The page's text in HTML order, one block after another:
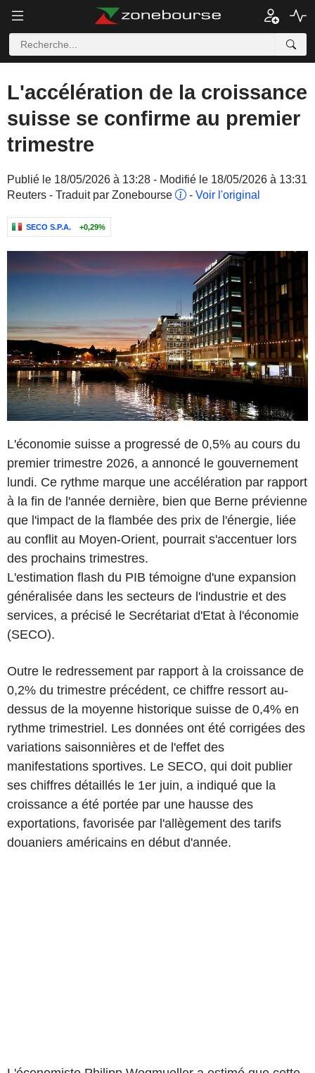
L'accélération de la croissance
suisse se confirme au premier
trimestre
Publié le 18/05/2026 à 13:28 - Modifié le 18/05/2026 à 13:31
Reuters - Traduit par Zonebourse
- Voir l'original
SECO S.P.A. +0,29%
L'économie suisse a progressé de 0,5% au cours du
premier trimestre 2026, a annoncé le gouvernement
lundi. Ce rythme marque une accélération par rapport
à la fin de l'année dernière, bien que Berne prévienne
que l'impact de la flambée des prix de l'énergie, liée
au conflit au Moyen-Orient, pourrait s'accentuer lors
des prochains trimestres.
L'estimation flash du PIB témoigne d'une expansion
généralisée dans les secteurs de l'industrie et des
services, a précisé le Secrétariat d'Etat à l'économie
(SECO).
Outre le redressement par rapport à la croissance de
0,2% du trimestre précédent, ce chiffre ressort au-
dessus de la moyenne historique suisse de 0,4% en
rythme trimestriel. Les données ont été corrigées des
variations saisonnières et de l'effet des
manifestations sportives. Le SECO, qui doit publier
ses chiffres détaillés le 1er juin, a indiqué que la
croissance a été portée par une hausse des
exportations, favorisée par l'allègement des tarifs
douaniers américains en début d'année.